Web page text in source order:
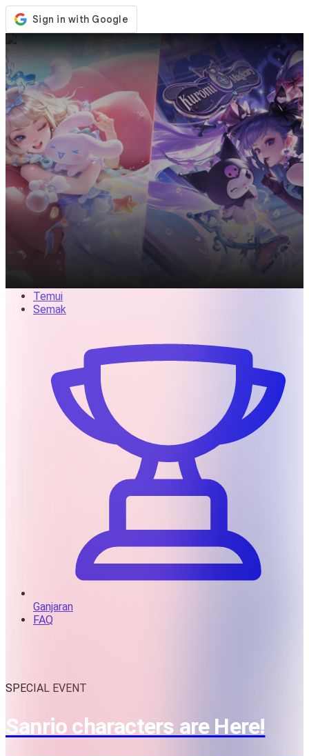
Kedai
Acara
Kemaskini
Berita
Malaysia
Log Masuk / Daftar
Temui
Semak
Ganjaran
FAQ
SPECIAL EVENT
Sanrio characters are Here!